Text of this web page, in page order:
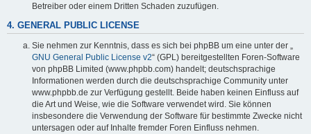
Betreiber oder einem Dritten Schaden zuzufügen.
4. GENERAL PUBLIC LICENSE
Sie nehmen zur Kenntnis, dass es sich bei phpBB um eine unter der „
GNU General Public License v2“ (GPL) bereitgestellten Foren-Software
von phpBB Limited (www.phpbb.com) handelt; deutschsprachige
Informationen werden durch die deutschsprachige Community unter
www.phpbb.de zur Verfügung gestellt. Beide haben keinen Einfluss auf
die Art und Weise, wie die Software verwendet wird. Sie können
insbesondere die Verwendung der Software für bestimmte Zwecke nicht
untersagen oder auf Inhalte fremder Foren Einfluss nehmen.